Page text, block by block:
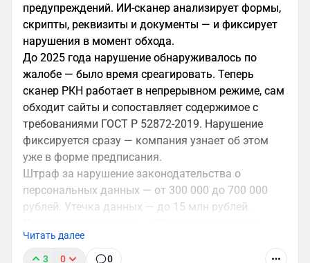
предупреждений. ИИ-сканер анализирует формы,
скрипты, реквизиты и документы — и фиксирует
нарушения в момент обхода.
До 2025 года нарушение обнаруживалось по
жалобе — было время среагировать. Теперь
сканер РКН работает в непрерывном режиме, сам
обходит сайты и сопоставляет содержимое с
требованиями ГОСТ Р 52872-2019. Нарушение
фиксируется сразу — компания узнает об этом
уже в форме предписания.
Штраф за нарушение законодательства о
персональных данных — от 300 000 до 700 000
рублей. Утечка данных — до 15 млн рублей.
Отсутствие реквизитов в футере — от 20 000
рублей за каждую позицию. Хостинг данных за
Читать далее
3 0 0